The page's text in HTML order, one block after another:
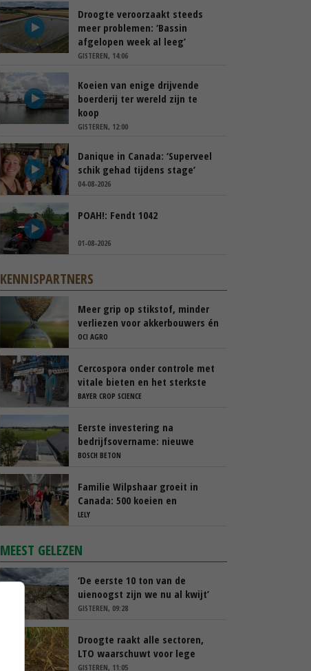
Droogte veroorzaakt steeds
meer problemen: ‘Bassin
afgelopen week al leeg’
GISTEREN, 14:06
Koeien van enige drijvende
boerderij ter wereld zijn te
koop
GISTEREN, 12:00
Danique in Canada: ‘Superveel
schik gehad tijdens stage’
04-08-2026
POAH!: Fendt 1042
01-08-2026
KENNISPARTNERS
Meer grip op stikstof, minder
verliezen voor akkerbouwers én
melkveehouders
OCI AGRO
Cercospora onder controle met
vitale bieten en het sterkste
spuitschema
BAYER CROP SCIENCE
Eerste investering na
bedrijfsovername: nieuwe
sleufsilo’s
BOSCH BETON
Familie Wilpshaar groeit in
Canada: 500 koeien en
robotmelken
LELY
MEEST GELEZEN
‘De eerste 10 ton van de
uienoogst zijn we nu al kwijt’
GISTEREN, 09:28
Droogte raakt alle sectoren,
LTO waarschuwt voor lege
schappen
GISTEREN, 11:05